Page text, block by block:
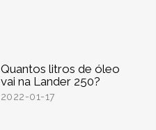
Quantos litros de óleo
vai na Lander 250?
2022-01-17